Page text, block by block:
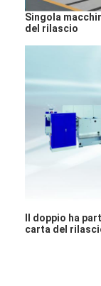
Macchina
Macchina di
macchina
macchina di
Macchina
Singola
del rilascio
Il doppio ha
carta del